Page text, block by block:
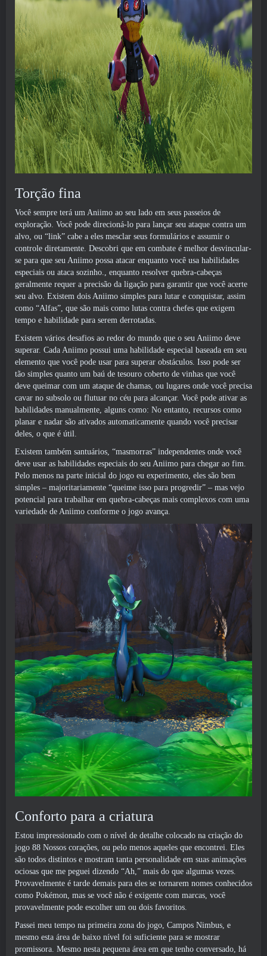
Torção fina
Você sempre terá um Aniimo ao seu lado em seus passeios de
exploração. Você pode direcioná-lo para lançar seu ataque contra um
alvo, ou “link” cabe a eles mesclar seus formulários e assumir o
controle diretamente. Descobri que em combate é melhor desvincular-
se para que seu Aniimo possa atacar enquanto você usa habilidades
especiais ou ataca sozinho., enquanto resolver quebra-cabeças
geralmente requer a precisão da ligação para garantir que você acerte
seu alvo. Existem dois Aniimo simples para lutar e conquistar, assim
como “Alfas”, que são mais como lutas contra chefes que exigem
tempo e habilidade para serem derrotadas.
Existem vários desafios ao redor do mundo que o seu Aniimo deve
superar. Cada Aniimo possui uma habilidade especial baseada em seu
elemento que você pode usar para superar obstáculos. Isso pode ser
tão simples quanto um baú de tesouro coberto de vinhas que você
deve queimar com um ataque de chamas, ou lugares onde você precisa
cavar no subsolo ou flutuar no céu para alcançar. Você pode ativar as
habilidades manualmente, alguns como: No entanto, recursos como
planar e nadar são ativados automaticamente quando você precisar
deles, o que é útil.
Existem também santuários, “masmorras” independentes onde você
deve usar as habilidades especiais do seu Aniimo para chegar ao fim.
Pelo menos na parte inicial do jogo eu experimento, eles são bem
simples – majoritariamente “queime isso para progredir” – mas vejo
potencial para trabalhar em quebra-cabeças mais complexos com uma
variedade de Aniimo conforme o jogo avança.
Conforto para a criatura
Estou impressionado com o nível de detalhe colocado na criação do
jogo 88 Nossos corações, ou pelo menos aqueles que encontrei. Eles
são todos distintos e mostram tanta personalidade em suas animações
ociosas que me peguei dizendo “Ah,” mais do que algumas vezes.
Provavelmente é tarde demais para eles se tornarem nomes conhecidos
como Pokémon, mas se você não é exigente com marcas, você
provavelmente pode escolher um ou dois favoritos.
Passei meu tempo na primeira zona do jogo, Campos Nimbus, e
mesmo esta área de baixo nível foi suficiente para se mostrar
promissora. Mesmo nesta pequena área em que tenho conversado, há